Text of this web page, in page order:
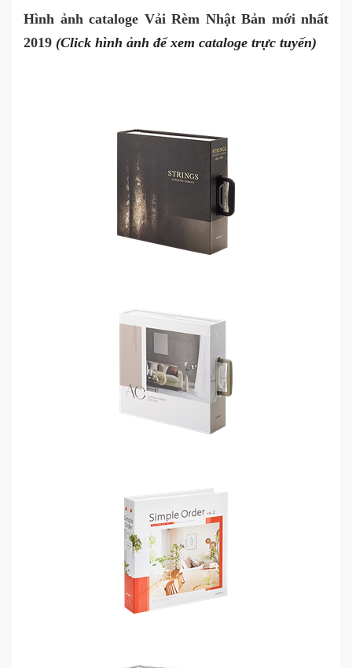
Hình ảnh cataloge Vải Rèm Nhật Bản mới nhất
2019 (Click hình ảnh để xem cataloge trực tuyến)